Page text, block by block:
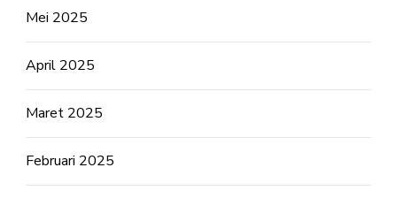
Mei 2025
April 2025
Maret 2025
Februari 2025